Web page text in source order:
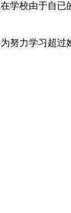
学校由于自
努力学习超